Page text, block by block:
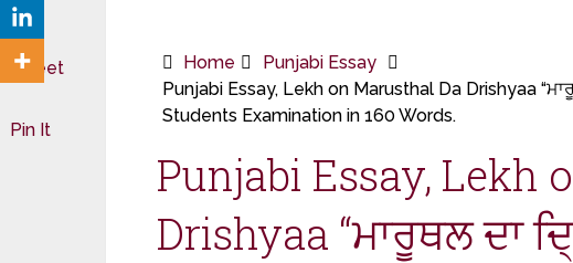
Home
Punjabi Essay
Punjabi Essay, Lekh on Marusthal Da Drishyaa
Students Examination in 160 Words.
Punjabi Essay, Lekh
Drishyaa “ਮਾਰੂਥਲ ਦਾ
Tweet
Pin It